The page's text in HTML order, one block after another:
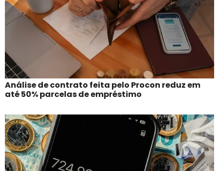
Análise de contrato feita pelo Procon reduz em
até 50% parcelas de empréstimo